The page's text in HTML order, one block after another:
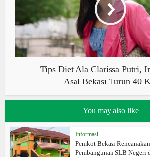
Tips Diet Ala Clarissa Putri,
Asal Bekasi Turun 40
You may also like
Informasi
Pemkot Bekasi Rencanakan
Pembangunan SLB Negeri